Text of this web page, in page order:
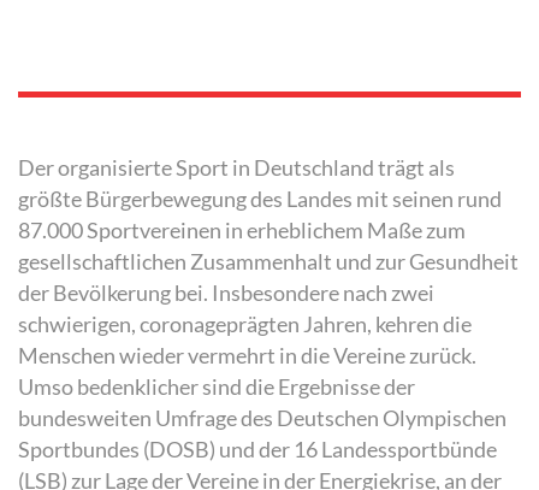
Der organisierte Sport in Deutschland trägt als
größte Bürgerbewegung des Landes mit seinen rund
87.000 Sportvereinen in erheblichem Maße zum
gesellschaftlichen Zusammenhalt und zur Gesundheit
der Bevölkerung bei. Insbesondere nach zwei
schwierigen, coronageprägten Jahren, kehren die
Menschen wieder vermehrt in die Vereine zurück.
Umso bedenklicher sind die Ergebnisse der
bundesweiten Umfrage des Deutschen Olympischen
Sportbundes (DOSB) und der 16 Landessportbünde
(LSB) zur Lage der Vereine in der Energiekrise, an der